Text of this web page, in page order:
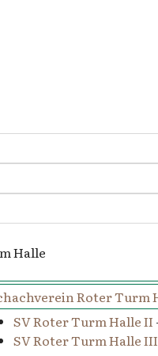
Halle
Roter Turm
SV Roter Turm Halle II
SV Roter Turm Halle III